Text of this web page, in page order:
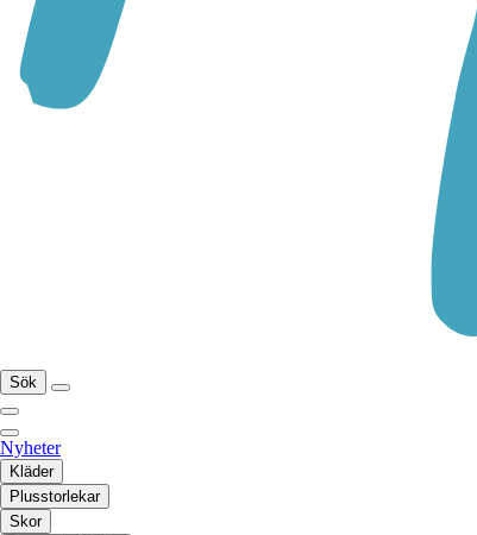
Sök
Nyheter
Kläder
Plusstorlekar
Skor